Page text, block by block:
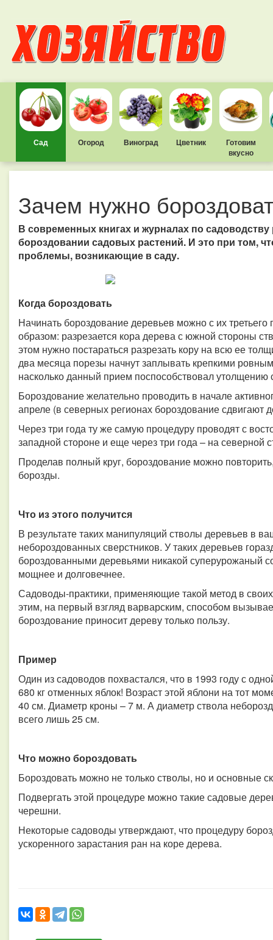
Сад Огород Виноград Цветник
Готовим
вкусно
Зачем нужно
В современных книгах и журналах по
бороздовании садовых растений. И это при том,
проблемы, возникающие в саду.
Когда бороздовать
Начинать бороздование деревьев можно с их
образом: разрезается кора дерева с южной стороны
этом нужно постараться разрезать кору на всю ее
два месяца порезы начнут заплывать крепкими
насколько данный прием поспособствовал утолщению
Бороздование желательно проводить в начале
апреле (в северных регионах бороздование сдвигают
Через три года ту же самую процедуру проводят с
западной стороне и еще через три года – на северной
Проделав полный круг, бороздование можно
борозды.
Что из этого получится
В результате таких манипуляций стволы деревьев в
небороздованных сверстников. У таких деревьев
бороздованными деревьями никакой суперурожаный
мощнее и долговечнее.
Садоводы-практики, применяющие такой метод в
этим, на первый взгляд варварским, способом
бороздование приносит дереву только пользу.
Пример
Один из садоводов похвастался, что в 1993 году с
680 кг отменных яблок! Возраст этой яблони на тот
40 см. Диаметр кроны – 7 м. А диаметр ствола
всего лишь 25 см.
Что можно бороздовать
Бороздовать можно не только стволы, но и основные
Подвергать этой процедуре можно такие садовые
черешни.
Некоторые садоводы утверждают, что процедуру
ускоренного зарастания ран на коре дерева.